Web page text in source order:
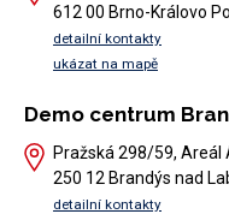
612 00 Brno-Královo
detailní kontakty
ukázat na mapě
Demo centrum
Pražská 298/59, Areál
250 12 Brandýs nad
detailní kontakty